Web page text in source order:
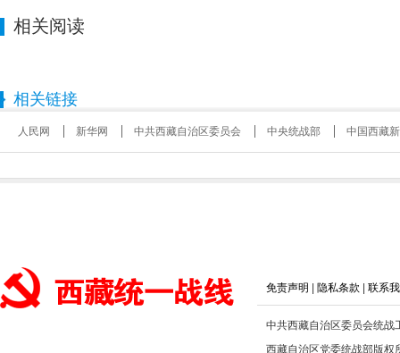
相关阅读
相关链接
人民网 新华网 中共西藏自治区委员会 中央统战部 中国西藏
免责声明 隐私条款 联系
中共西藏自治区委员会统
西藏自治区党委统战部版